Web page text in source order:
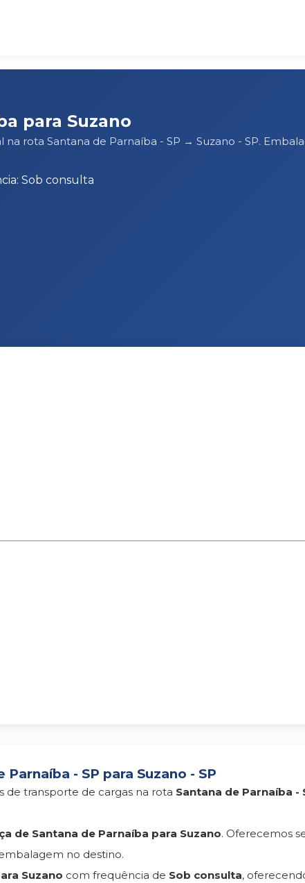
para Suzano
rota Santana de Parnaíba - SP → Suzano - SP.
Sob consulta
- SP para Suzano - SP
de transporte de cargas na rota Santana de Parnaíba -
de Santana de Parnaíba para Suzano. Oferecemos
no destino.
Suzano com frequência de Sob consulta,